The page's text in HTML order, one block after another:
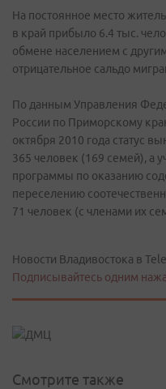
На постоянное место
в край прибыло 6.4 тыс.
обмене населением с
отрицательное сальдо
По данным Управления
России по Приморскому
октября 2010 года статус
365 человек (169 семей), а
программы по оказанию
переселению
71 человек (с членами их
Новости Владивостока в
Подписывайтесь одним
Смотрите также